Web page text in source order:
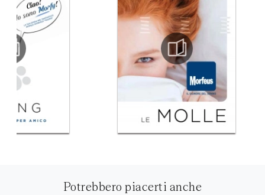
Potrebbero piacerti anche